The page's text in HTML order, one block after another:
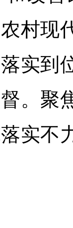
村现
实到
。聚
实不